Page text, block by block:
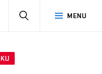
MENU